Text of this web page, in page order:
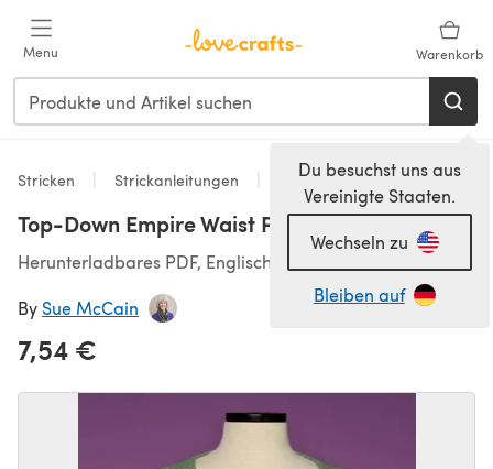
Menu Warenkorb
Du besuchst uns aus
Vereinigte Staaten.
Wechseln zu
Bleiben auf
Stricken Strickanleitungen Pullover
Top-Down Empire Waist Pullover #172
Herunterladbares PDF, Englisch
By Sue McCain
7,54 €